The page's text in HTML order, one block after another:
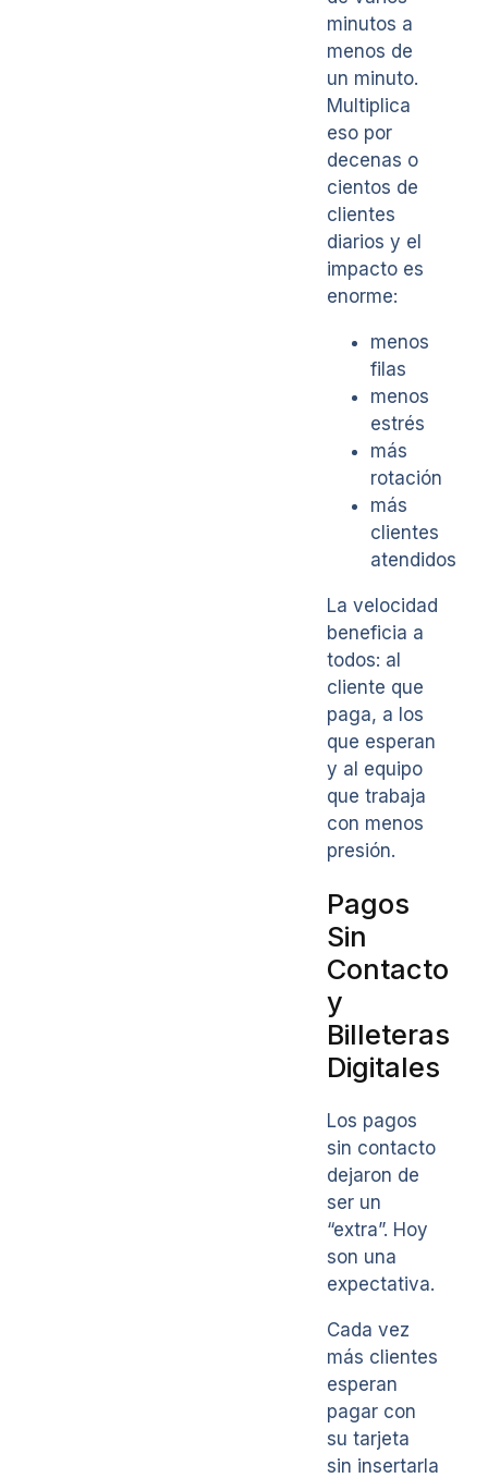
minutos a
menos de
un minuto.
Multiplica
eso por
decenas o
cientos de
clientes
diarios y el
impacto es
enorme:
menos
filas
menos
estrés
más
rotación
más
clientes
atendidos
La velocidad
beneficia a
todos: al
cliente que
paga, a los
que esperan
y al equipo
que trabaja
con menos
presión.
Pagos
Sin
Contacto
y
Billeteras
Digitales
Los pagos
sin contacto
dejaron de
ser un
“extra”. Hoy
son una
expectativa.
Cada vez
más clientes
esperan
pagar con
su tarjeta
sin insertarla